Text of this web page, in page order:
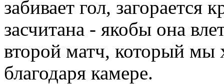
забивает гол,
засчитана - якобы она
второй матч, который мы
благодаря камере.